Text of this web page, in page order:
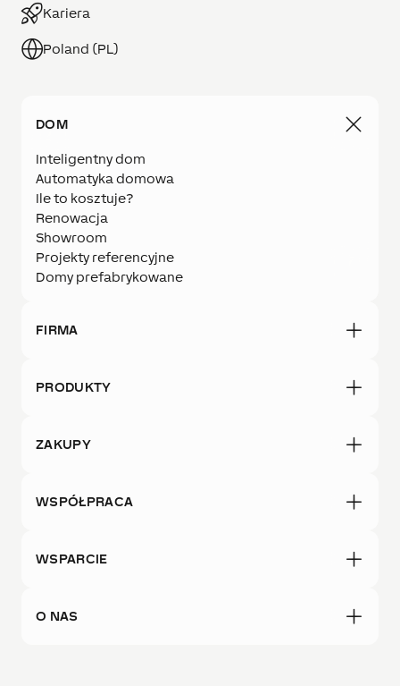
Kariera
Poland (PL)
DOM
Inteligentny dom
Automatyka domowa
Ile to kosztuje?
Renowacja
Showroom
Projekty referencyjne
Domy prefabrykowane
FIRMA
PRODUKTY
ZAKUPY
WSPÓŁPRACA
WSPARCIE
O NAS